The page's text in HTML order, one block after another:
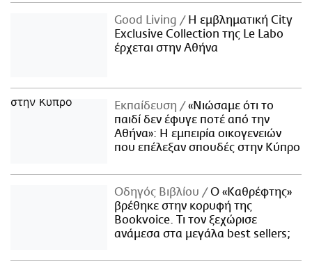
Good Living
Η εμβληματική City
Exclusive Collection της Le Labo
έρχεται στην Αθήνα
Εκπαίδευση
«Νιώσαμε ότι το
παιδί δεν έφυγε ποτέ από την
Αθήνα»: Η εμπειρία οικογενειών
που επέλεξαν σπουδές στην Κύπρο
Οδηγός Βιβλίου
Ο «Καθρέφτης»
βρέθηκε στην κορυφή της
Bookvoice. Τι τον ξεχώρισε
ανάμεσα στα μεγάλα best sellers;